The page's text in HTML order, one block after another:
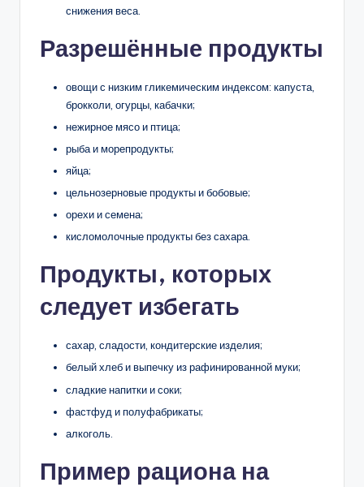
снижения веса.
Разрешённые продукты
овощи с низким гликемическим индексом: капуста,
брокколи, огурцы, кабачки;
нежирное мясо и птица;
рыба и морепродукты;
яйца;
цельнозерновые продукты и бобовые;
орехи и семена;
кисломолочные продукты без сахара.
Продукты, которых
следует избегать
сахар, сладости, кондитерские изделия;
белый хлеб и выпечку из рафинированной муки;
сладкие напитки и соки;
фастфуд и полуфабрикаты;
алкоголь.
Пример рациона на